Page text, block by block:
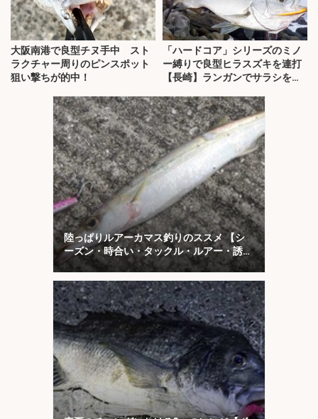
大阪南港で良型チヌ手中 スト
ラクチャー周りのピンスポット
狙い撃ちが的中！
「ハードコア」シリーズのミノ
ー縛りで良型ヒラスズキを連打
【長崎】ランガンでサラシを攻
陸っぱりルアーカマス釣りのススメ 【シ
ーズン・時合い・タックル・ルアー・誘い
方を解説】